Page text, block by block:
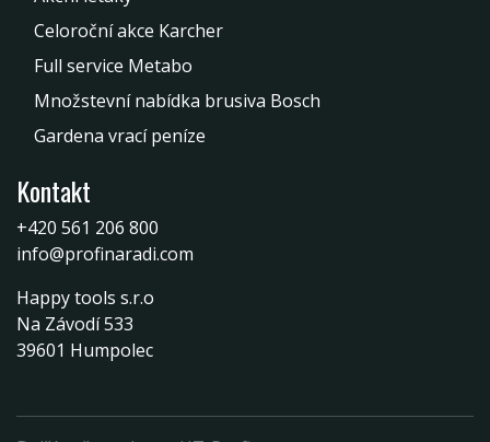
Celoroční akce Karcher
Full service Metabo
Množstevní nabídka brusiva Bosch
Gardena vrací peníze
Kontakt
+420 561 206 800
info@profinaradi.com
Happy tools s.r.o
Na Závodí 533
39601 Humpolec